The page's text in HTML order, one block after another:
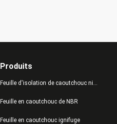
Produits
Feuille d'isolation de caoutchouc nitrile
Feuille en caoutchouc de NBR
Feuille en caoutchouc ignifuge